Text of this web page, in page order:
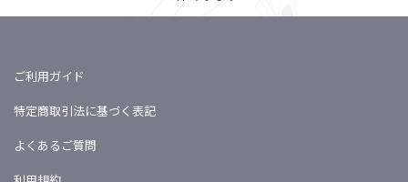
ご利用ガイド
特定商取引法に基づく表記
よくあるご質問